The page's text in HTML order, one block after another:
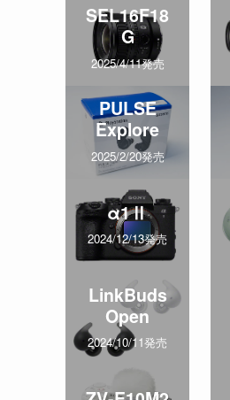
SEL16F18
G
2025/4/11発売
PULSE
Explore
2025/2/20発売
α1Ⅱ
2024/12/13発売
LinkBuds
Open
2024/10/11発売